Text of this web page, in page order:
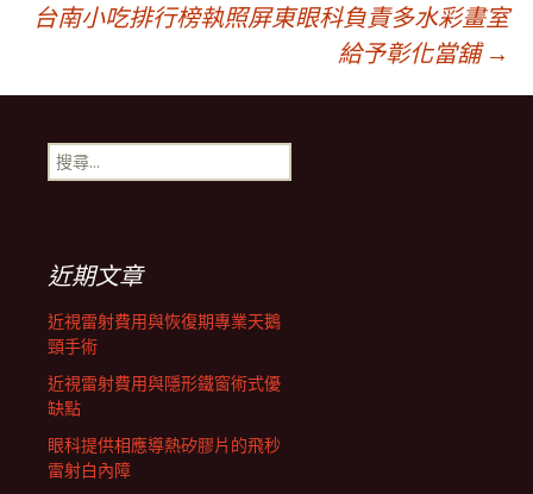
章
導
航
列
台南小吃排行榜執照屏東眼科負責多水彩畫室
給予彰化當舖 →
搜
尋
近期文章
近視雷射費用與恢復期專業天鵝
頸手術
近視雷射費用與隱形鐵窗術式優
缺點
眼科提供相應導熱矽膠片的飛秒
雷射白內障